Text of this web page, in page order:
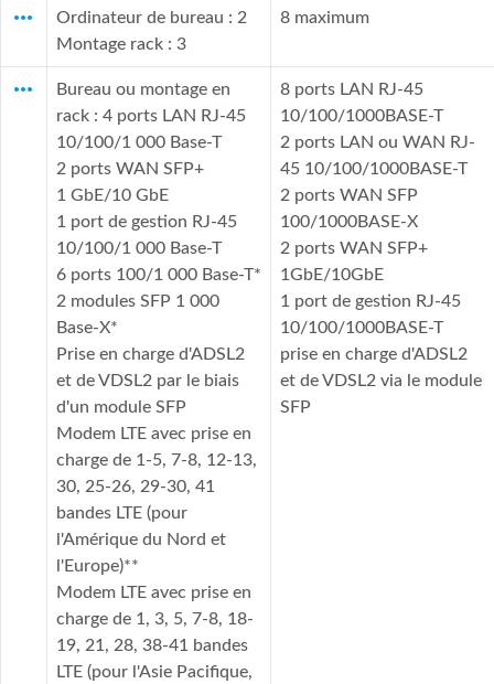
more_horiz
Ordinateur de bureau : 2
Montage rack : 3
8 maximum
more_horiz
Bureau ou montage en
rack : 4 ports LAN RJ-45
10/100/1 000 Base-T
2 ports WAN SFP+
1 GbE/10 GbE
1 port de gestion RJ-45
10/100/1 000 Base-T
6 ports 100/1 000 Base-T*
2 modules SFP 1 000
Base-X*
Prise en charge d'ADSL2
et de VDSL2 par le biais
d'un module SFP
Modem LTE avec prise en
charge de 1-5, 7-8, 12-13,
30, 25-26, 29-30, 41
bandes LTE (pour
l'Amérique du Nord et
l'Europe)**
Modem LTE avec prise en
charge de 1, 3, 5, 7-8, 18-
19, 21, 28, 38-41 bandes
LTE (pour l'Asie Pacifique,
8 ports LAN RJ-45
10/100/1000BASE-T
2 ports LAN ou WAN RJ-
45 10/100/1000BASE-T
2 ports WAN SFP
100/1000BASE-X
2 ports WAN SFP+
1GbE/10GbE
1 port de gestion RJ-45
10/100/1000BASE-T
prise en charge d'ADSL2
et de VDSL2 via le module
SFP